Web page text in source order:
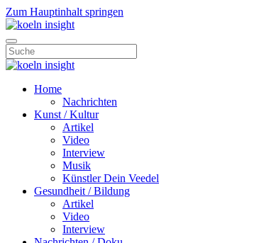
Zum Hauptinhalt springen
Home
Nachrichten
Kunst / Kultur
Artikel
Video
Interview
Musik
Künstler Dein Veedel
Gesundheit / Bildung
Artikel
Video
Interview